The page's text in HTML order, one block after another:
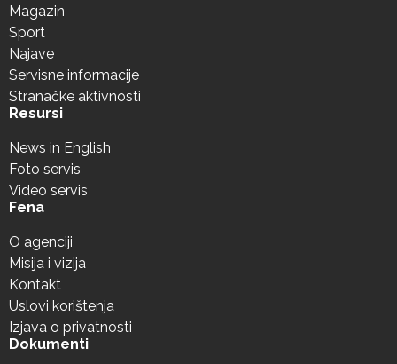
Magazin
Sport
Najave
Servisne informacije
Stranačke aktivnosti
Resursi
News in English
Foto servis
Video servis
Fena
O agenciji
Misija i vizija
Kontakt
Uslovi korištenja
Izjava o privatnosti
Dokumenti